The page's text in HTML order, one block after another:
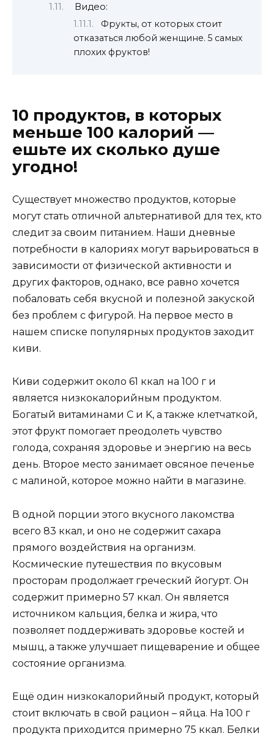
Видео:
Фрукты, от которых стоит
отказаться любой женщине. 5 самых
плохих фруктов!
10 продуктов, в которых
меньше 100 калорий —
ешьте их сколько душе
угодно!
Существует множество продуктов, которые
могут стать отличной альтернативой для тех, кто
следит за своим питанием. Наши дневные
потребности в калориях могут варьироваться в
зависимости от физической активности и
других факторов, однако, все равно хочется
побаловать себя вкусной и полезной закуской
без проблем с фигурой. На первое место в
нашем списке популярных продуктов заходит
киви.
Киви содержит около 61 ккал на 100 г и
является низкокалорийным продуктом.
Богатый витаминами C и K, а также клетчаткой,
этот фрукт помогает преодолеть чувство
голода, сохраняя здоровье и энергию на весь
день. Второе место занимает овсяное печенье
с малиной, которое можно найти в магазине.
В одной порции этого вкусного лакомства
всего 83 ккал, и оно не содержит сахара
прямого воздействия на организм.
Космические путешествия по вкусовым
просторам продолжает греческий йогурт. Он
содержит примерно 57 ккал. Он является
источником кальция, белка и жира, что
позволяет поддерживать здоровье костей и
мышц, а также улучшает пищеварение и общее
состояние организма.
Ещё один низкокалорийный продукт, который
стоит включать в свой рацион – яйца. На 100 г
продукта приходится примерно 75 ккал. Белки